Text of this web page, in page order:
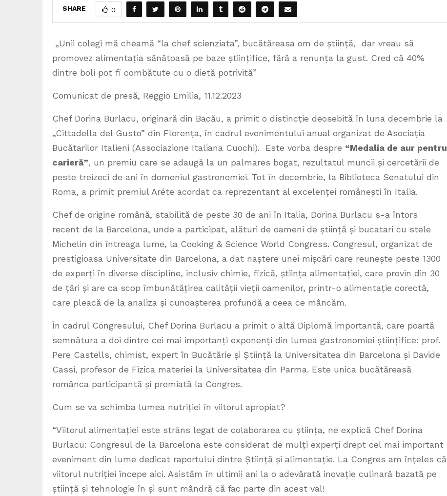
SHARE 0
„Unii colegi mă cheamă “la chef scienziata”, bucătăreasa om de știință, dar vreau să
promovez alimentația sănătoasă pe baze științifice, fără a renunța la gust. Cred că 40%
dintre boli pot fi combătute cu o dietă potrivită”
Comunicat de presă, Reggio Emilia, 11.12.2023
Chef Dorina Burlacu, originară din Bacău, a primit o distincție deosebită în luna decembrie la
„Cittadella del Gusto” din Florența, în cadrul evenimentului anual organizat de Asociația
Bucătarilor Italieni (Associazione Italiana Cuochi). Este vorba despre “Medalia de aur pentru
carieră”, un premiu care se adaugă la un palmares bogat, rezultatul muncii și cercetării de
peste treizeci de ani în domeniul gastronomiei. Tot în decembrie, la Biblioteca Senatului din
Roma, a primit premiul Aréte acordat ca reprezentant al excelenței românești în Italia.
Chef de origine română, stabilită de peste 30 de ani în Italia, Dorina Burlacu s-a întors
recent de la Barcelona, unde a participat, alături de oameni de știință și bucatari cu stele
Michelin din întreaga lume, la Cooking & Science World Congress. Congresul, organizat de
prestigioasa Universitate din Barcelona, a dat naștere unei mișcări care reunește peste 1300
de experți în diverse discipline, inclusiv chimie, fizică, știința alimentației, care provin din 30
de țări și are ca scop îmbunătățirea calității vieții oamenilor, printr-o alimentație corectă,
care pleacă de la analiza și cunoașterea profundă a ceea ce mâncăm.
În cadrul Congresului, Chef Dorina Burlacu a primit o altă Diplomă importantă, care poartă
semnătura a doi dintre cei mai importanți exponenți din lumea gastronomiei științifice: prof.
Pere Castells, chimist, expert în Bucătărie și Știință la Universitatea din Barcelona și Davide
Cassi, profesor de Fizica materiei la Universitatea din Parma. Este unica bucătăreasă
românca participantă și premiată la Congres.
Cum se va schimba lumea nutriției în viitorul apropiat?
“Viitorul alimentației este strâns legat de colaborarea cu știința, ne explică Chef Dorina
Burlacu: Congresul de la Barcelona este considerat de mulți experți drept cel mai important
eveniment din lume dedicat raportului dintre Știință și alimentație. La Congres am înțeles că
viitorul nutriției începe aici. Asistăm în ultimii ani la o adevărată inovație culinară bazată pe
știință și tehnologie în și sunt mândră că fac parte din acest val!